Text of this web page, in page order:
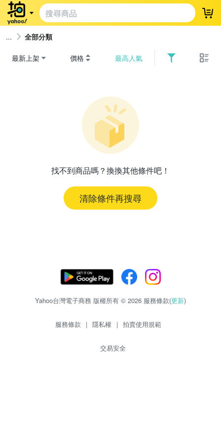
登
全部分類
最新上架 價格 最高人氣
找不到商品嗎？換換其他條件吧！
清除條件再搜尋
Yahoo台灣電子商務 版權所有 © 2026 服務條款(更新)
服務條款 | 隱私權 | 拍賣使用規範
交易安全